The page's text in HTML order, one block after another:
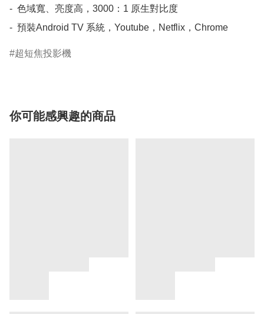
-  色域寬、亮度高，3000：1 原生對比度
超短焦投影機
你可能感興趣的商品